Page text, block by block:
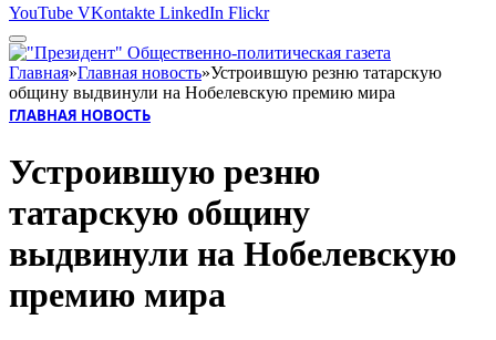
YouTube VKontakte LinkedIn Flickr
Главная»Главная новость»Устроившую резню татарскую
общину выдвинули на Нобелевскую премию мира
ГЛАВНАЯ НОВОСТЬ
Устроившую резню
татарскую общину
выдвинули на Нобелевскую
премию мира